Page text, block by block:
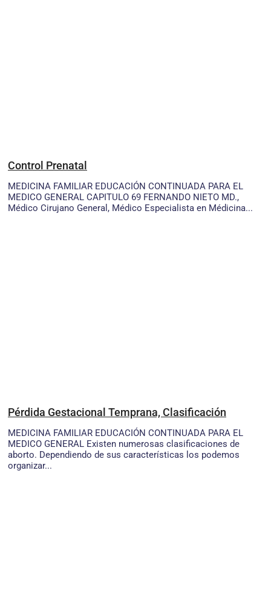
Control Prenatal
MEDICINA FAMILIAR EDUCACIÓN CONTINUADA PARA EL
MEDICO GENERAL CAPITULO 69 FERNANDO NIETO MD.,
Médico Cirujano General, Médico Especialista en Médicina...
Pérdida Gestacional Temprana, Clasificación
MEDICINA FAMILIAR EDUCACIÓN CONTINUADA PARA EL
MEDICO GENERAL Existen numerosas clasificaciones de
aborto. Dependiendo de sus características los podemos
organizar...